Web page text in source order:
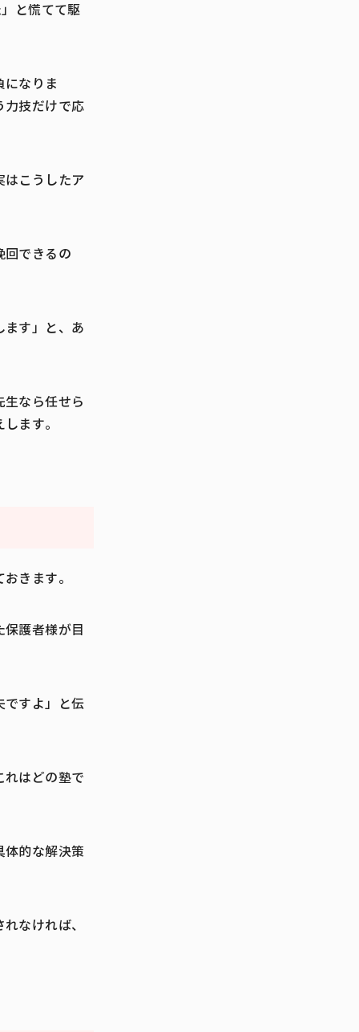
と慌てて駆
になりま
力技だけで応
はこうしたア
回できるの
ます」と、あ
なら任せら
ます。
きます。
護者様が目
ですよ」と伝
れはどの塾で
体的な解決策
なければ、